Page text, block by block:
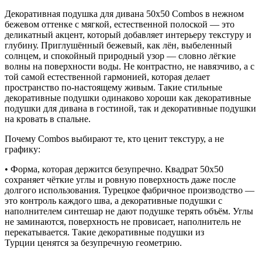
Декоративная подушка для дивана 50х50 Combos в нежном
бежевом оттенке с мягкой, естественной полоской — это
деликатный акцент, который добавляет интерьеру текстуру и
глубину. Приглушённый бежевый, как лён, выбеленный
солнцем, и спокойный природный узор — словно лёгкие
волны на поверхности воды. Не контрастно, не навязчиво, а с
той самой естественной гармонией, которая делает
пространство по-настоящему живым. Такие стильные
декоративные подушки одинаково хороши как декоративные
подушки для дивана в гостиной, так и декоративные подушки
на кровать в спальне.
Почему Combos выбирают те, кто ценит текстуру, а не
графику:
• Форма, которая держится безупречно. Квадрат 50х50
сохраняет чёткие углы и ровную поверхность даже после
долгого использования. Турецкое фабричное производство —
это контроль каждого шва, а декоративные подушки с
наполнителем синтешар не дают подушке терять объём. Углы
не заминаются, поверхность не провисает, наполнитель не
перекатывается. Такие декоративные подушки из
Турции ценятся за безупречную геометрию.